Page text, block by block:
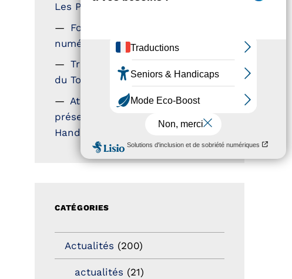
Les Petillantes
Formation Communication
numérique
Trophées Horizons – Acteurs
du Tourisme Durable
Atout France – flyer
présentation label Tourisme &
Handicap
CATÉGORIES
Actualités (200)
actualités (21)